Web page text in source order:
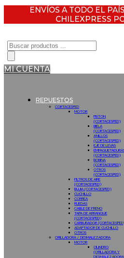
ENVÍOS A TODO EL
CHILEXPRESS
Búsqueda
de
productos
MI CUENTA
REPUESTOS
CORTACESPED
MOTOR
PISTON
(CORTACESPED)
BIELA
(CORTACESPED)
ANILLOS
(CORTACESPED)
EJE DE LEVAS
(CORTACESPED)
BOBINA
(CORTACESPED)
OTROS
(CORTACESPED)
FILTROS DE AIRE
(CORTACESPED)
BUJIA (CORTACESPED)
CUCHILLO
CORREA
RUEDAS
CABLE DE FRENO
TAPA DE ARRANQUE
(CORTACESPED)
CARBURADOR
ADAPTADOR DE CUCHILLO
OTROS
ORILLADORA / DESMALEZADORA
MOTOR
CILINDRO
(ORILLADORA Y